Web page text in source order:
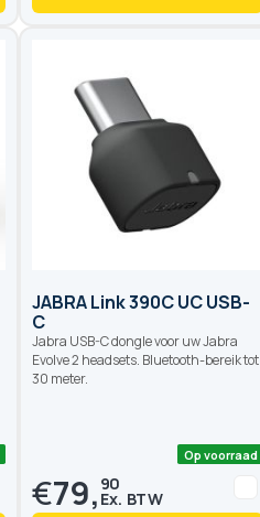
Op voorraad
JABRA Link 390C UC USB-
C
Jabra USB-C dongle voor uw Jabra
Evolve 2 headsets. Bluetooth-bereik tot
30 meter.
€79, 90